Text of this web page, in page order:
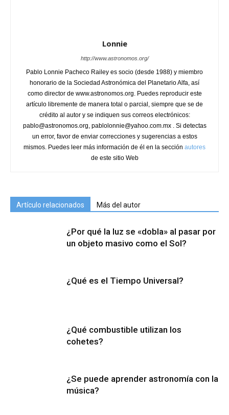
Lonnie
http://www.astronomos.org/
Pablo Lonnie Pacheco Railey es socio (desde 1988) y miembro
honorario de la Sociedad Astronómica del Planetario Alfa, así
como director de www.astronomos.org. Puedes reproducir este
artículo libremente de manera total o parcial, siempre que se de
crédito al autor y se indiquen sus correos electrónicos:
pablo@astronomos.org, pablolonnie@yahoo.com.mx . Si detectas
un error, favor de enviar correcciones y sugerencias a estos
mismos. Puedes leer más información de él en la sección autores
de este sitio Web
Artículo relacionados Más del autor
¿Por qué la luz se «dobla» al pasar por
un objeto masivo como el Sol?
¿Qué es el Tiempo Universal?
¿Qué combustible utilizan los
cohetes?
¿Se puede aprender astronomía con la
música?